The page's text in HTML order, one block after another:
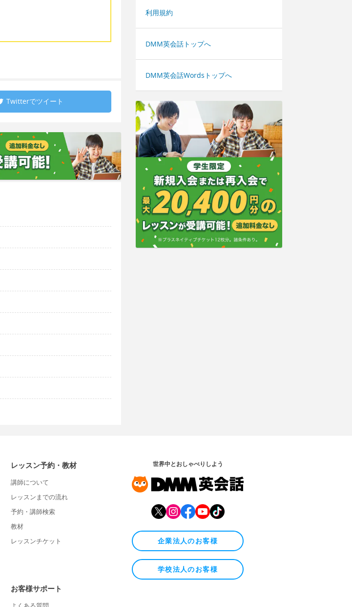
Twitterでツイート
利用規約
DMM英会話トップへ
DMM英会話Wordsトップへ
レッスン予約・教材
講師について
レッスンまでの流れ
予約・講師検索
教材
レッスンチケット
お客様サポート
世界中とおしゃべりしよう
企業法人のお客様
学校法人のお客様